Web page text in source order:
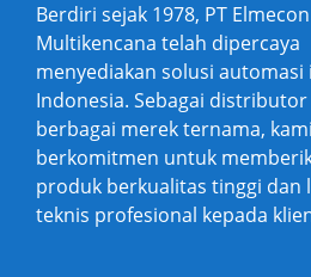
Berdiri sejak 1978, PT Elmecon
Multikencana telah dipercaya
menyediakan solusi
Indonesia. Sebagai
berbagai merek ternama, kami
berkomitmen untuk
produk berkualitas tinggi dan
teknis profesional kepada